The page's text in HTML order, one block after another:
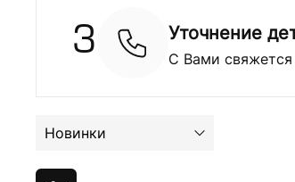
3 Уточнение
С Вами
Новинки